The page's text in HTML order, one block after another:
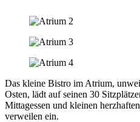
Das kleine Bistro im Atrium,
Osten, lädt auf seinen 30
Mittagessen und kleinen
verweilen ein.